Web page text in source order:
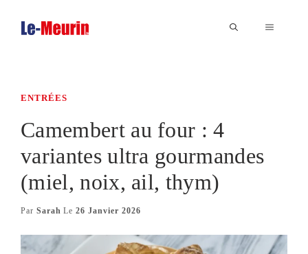
MENU
ENTRÉES
Camembert au four : 4
variantes ultra gourmandes
(miel, noix, ail, thym)
Par Sarah Le26 Janvier 2026